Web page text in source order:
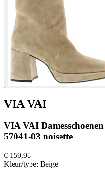
VIA VAI
VIA VAI
57041-03 noisette
€ 159,95
Kleur/type: Beige